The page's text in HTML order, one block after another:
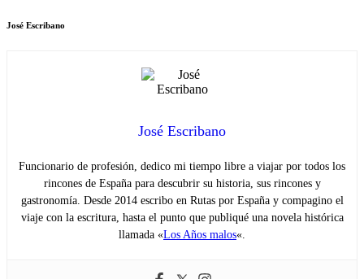
José Escribano
José Escribano
Funcionario de profesión, dedico mi tiempo libre a viajar por todos los
rincones de España para descubrir su historia, sus rincones y
gastronomía. Desde 2014 escribo en Rutas por España y compagino el
viaje con la escritura, hasta el punto que publiqué una novela histórica
llamada «Los Años malos«.